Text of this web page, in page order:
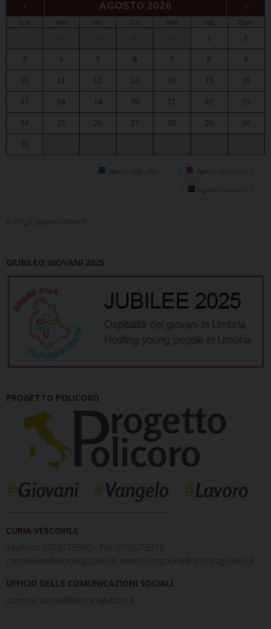
‹ AGOSTO 2026 ›
Lun Mar Mer Gio Ven Sab Dom
1 2
3 4 5 6 7 8 9
10 11 12 13 14 15 16
17 18 19 20 21 22 23
24 25 26 27 28 29 30
31
Agenda degli uffici Agenda del vescovo
Agenda diocesana
tutti gli appuntamenti...
GIUBILEO GIOVANI 2025
PROGETTO POLICORO
CURIA VESCOVILE
Telefono 0759273980 – Fax 0759276316
cancelliere@diocesigubbio.it amministrazione@diocesigubbio.it
UFFICIO DELLE COMUNICAZIONI SOCIALI
comunicazione@diocesigubbio.it